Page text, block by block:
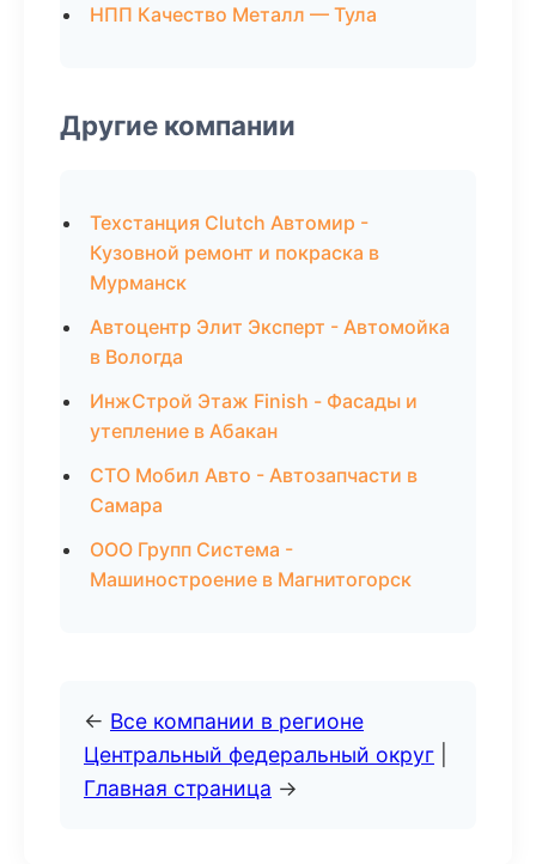
НПП Качество Металл — Тула
Другие компании
Техстанция Clutch Автомир -
Кузовной ремонт и покраска в
Мурманск
Автоцентр Элит Эксперт - Автомойка
в Вологда
ИнжСтрой Этаж Finish - Фасады и
утепление в Абакан
СТО Мобил Авто - Автозапчасти в
Самара
ООО Групп Система -
Машиностроение в Магнитогорск
← Все компании в регионе
Центральный федеральный округ
Главная страница →